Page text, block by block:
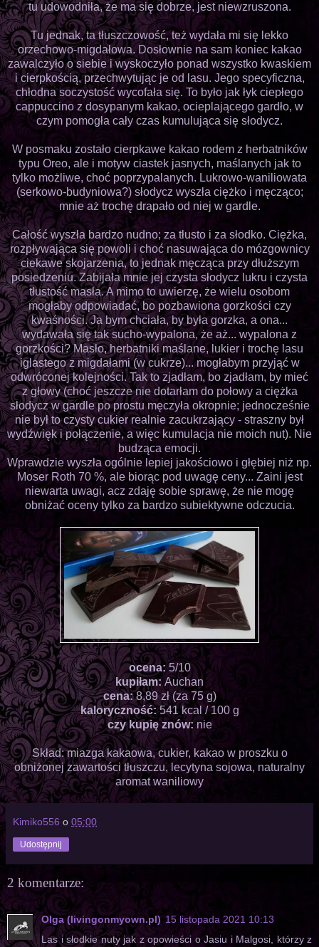
tu udowodniła, że ma się dobrze, jest niewzruszona.
Tu jednak, ta tłuszczowość, też wydała mi się lekko
orzechowo-migdałowa. Dosłownie na sam koniec kakao
zawalczyło o siebie i wyskoczyło ponad wszystko kwaskiem
i cierpkością, przechwytując je od lasu. Jego specyficzna,
chłodna soczystość wycofała się. To było jak łyk ciepłego
cappuccino z dosypanym kakao, ocieplającego gardło, w
czym pomogła cały czas kumulująca się słodycz.
W posmaku zostało cierpkawe kakao rodem z herbatników
typu Oreo, ale i motyw ciastek jasnych, maślanych jak to
tylko możliwe, choć poprzypalanych. Lukrowo-waniliowata
(serkowo-budyniowa?) słodycz wyszła ciężko i męcząco;
mnie aż trochę drapało od niej w gardle.
Całość wyszła bardzo nudno; za tłusto i za słodko. Ciężka,
rozpływająca się powoli i choć nasuwająca do mózgownicy
ciekawe skojarzenia, to jednak męcząca przy dłuższym
posiedzeniu. Zabijała mnie jej czysta słodycz lukru i czysta
tłustość masła. A mimo to uwierzę, że wielu osobom
mogłaby odpowiadać, bo pozbawiona gorzkości czy
kwaśności. Ja bym chciała, by była gorzka, a ona...
wydawała się tak sucho-wypalona, że aż... wypalona z
gorzkości? Masło, herbatniki maślane, lukier i trochę lasu
iglastego z migdałami (w cukrze)... mogłabym przyjąć w
odwróconej kolejności. Tak to zjadłam, bo zjadłam, by mieć
z głowy (choć jeszcze nie dotarłam do połowy a ciężka
słodycz w gardle po prostu męczyła okropnie; jednocześnie
nie był to czysty cukier realnie zacukrzający - straszny był
wydźwięk i połączenie, a więc kumulacja nie moich nut). Nie
budząca emocji.
Wprawdzie wyszła ogólnie lepiej jakościowo i głębiej niż np.
Moser Roth 70 %, ale biorąc pod uwagę ceny... Zaini jest
niewarta uwagi, acz zdaję sobie sprawę, że nie mogę
obniżać oceny tylko za bardzo subiektywne odczucia.
ocena: 5/10
kupiłam: Auchan
cena:8,89 zł (za 75 g)
kaloryczność:541 kcal / 100 g
czy kupię znów:nie
Skład: miazga kakaowa, cukier, kakao w proszku o
obniżonej zawartości tłuszczu, lecytyna sojowa, naturalny
aromat waniliowy
Kimiko556 o 05:00
Udostępnij
2 komentarze:
Olga (livingonmyown.pl) 15 listopada 2021 10:13
Las i słodkie nuty jak z opowieści o Jasiu i Malgosi, którzy z